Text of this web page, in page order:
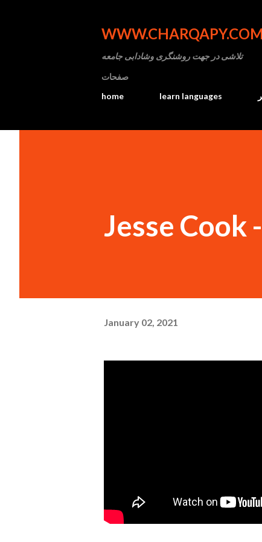
WWW.CHARQAPY.COM
تلاشی در جهت روشنگری وشادابی جامعه
صفحات
home
learn languages
Jesse Cook
January 02, 2021